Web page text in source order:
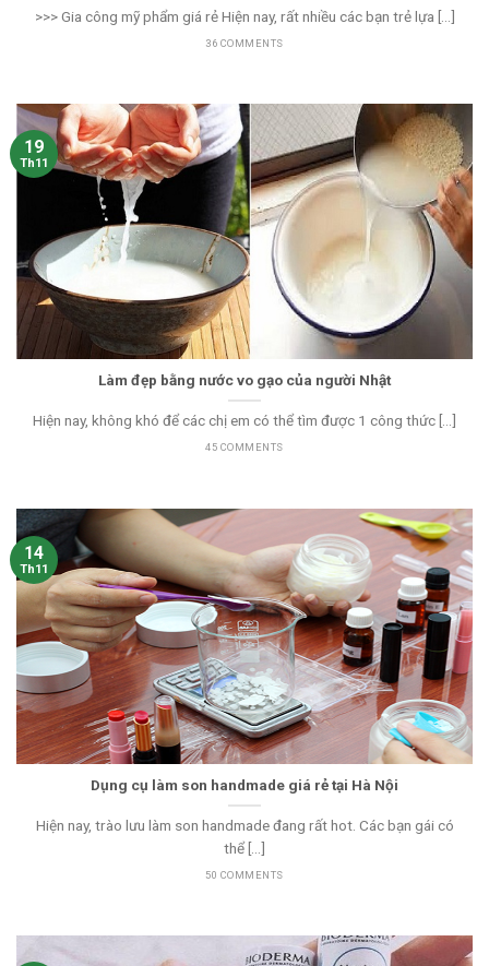
>>> Gia công mỹ phẩm giá rẻ Hiện nay, rất nhiều các bạn trẻ lựa [...]
36 COMMENTS
Làm đẹp bằng nước vo gạo của người Nhật
Hiện nay, không khó để các chị em có thể tìm được 1 công thức [...]
45 COMMENTS
19
Th11
Dụng cụ làm son handmade giá rẻ tại Hà Nội
Hiện nay, trào lưu làm son handmade đang rất hot. Các bạn gái có
thể [...]
50 COMMENTS
14
Th11